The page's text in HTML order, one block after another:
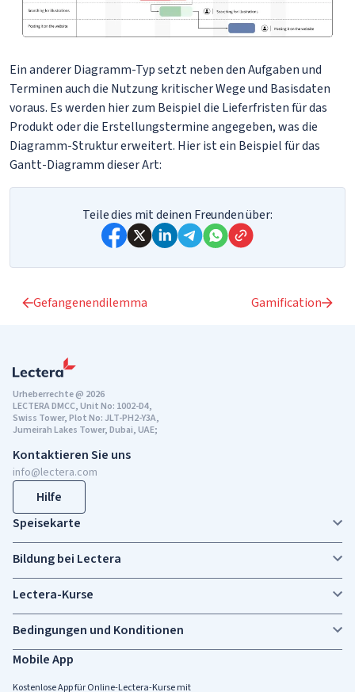
Ein anderer Diagramm-Typ setzt neben den Aufgaben und
Terminen auch die Nutzung kritischer Wege und Basisdaten
voraus. Es werden hier zum Beispiel die Lieferfristen für das
Produkt oder die Erstellungstermine angegeben, was die
Diagramm-Struktur erweitert. Hier ist ein Beispiel für das
Gantt-Diagramm dieser Art:
Teile dies mit deinen Freunden über:
Gefangenendilemma Gamification
Urheberrechte @ 2026
LECTERA DMCC, Unit No: 1002-D4,
Swiss Tower, Plot No: JLT-PH2-Y3A,
Jumeirah Lakes Tower, Dubai, UAE;
Kontaktieren Sie uns
info@lectera.com
Hilfe
Speisekarte
Bildung bei Lectera
Lectera-Kurse
Bedingungen und Konditionen
Mobile App
Kostenlose App für Online-Lectera-Kurse mit